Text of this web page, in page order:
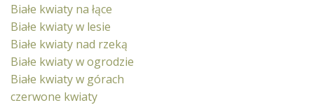
Białe kwiaty na łące
Białe kwiaty w lesie
Białe kwiaty nad rzeką
Białe kwiaty w ogrodzie
Białe kwiaty w górach
czerwone kwiaty